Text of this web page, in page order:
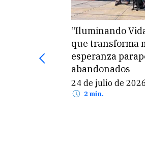
Universidades
sostenibilidad
la gestión
desarrollo del
8 de mayo de
2 min.